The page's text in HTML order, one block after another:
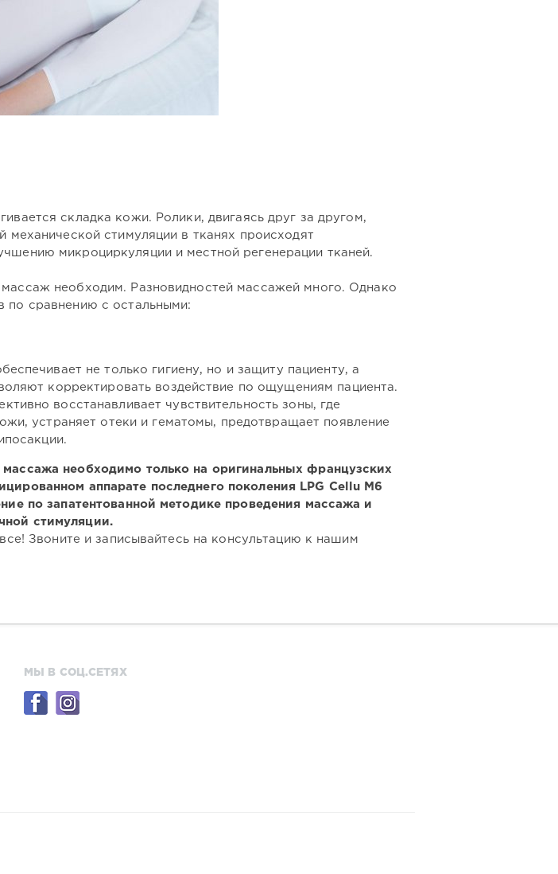
складка кожи. Ролики, двигаясь друг за другом,
стимуляции в тканях происходят
микроциркуляции и местной регенерации тканей.
необходим. Разновидностей массажей много. Однако
по сравнению с остальными:
не только гигиену, но и защиту пациенту, а
корректировать воздействие по ощущениям пациента.
восстанавливает чувствительность зоны, где
устраняет отеки и гематомы, предотвращает появление
необходимо только на оригинальных французских
аппарате последнего поколения LPG Cellu M6
по запатентованной методике проведения массажа и
стимуляции.
Звоните и записывайтесь на консультацию к нашим
МЫ В СОЦ.СЕТЯХ